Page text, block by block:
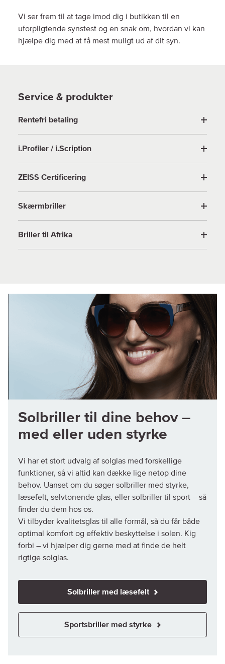
Vi ser frem til at tage imod dig i butikken til en
uforpligtende synstest og en snak om, hvordan vi kan
hjælpe dig med at få mest muligt ud af dit syn.
Service & produkter
Rentefri betaling
i.Profiler / i.Scription
ZEISS Certificering
Skærmbriller
Briller til Afrika
Solbriller til dine behov –
med eller uden styrke
Vi har et stort udvalg af solglas med forskellige
funktioner, så vi altid kan dække lige netop dine
behov. Uanset om du søger solbriller med styrke,
læsefelt, selvtonende glas, eller solbriller til sport – så
finder du dem hos os.
Vi tilbyder kvalitetsglas til alle formål, så du får både
optimal komfort og effektiv beskyttelse i solen. Kig
forbi – vi hjælper dig gerne med at finde de helt
rigtige solglas.
Solbriller med læsefelt
Sportsbriller med styrke